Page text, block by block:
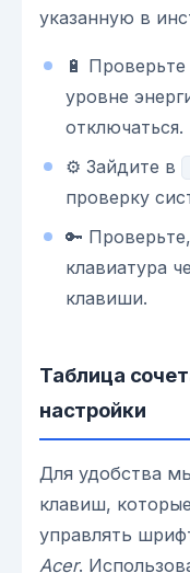
указанную в
🔋
уровне
отключаться.
⚙️ Зайдите в
проверку
🔑
клавиатура
клавиши.
Таблица
настройки
Для удобства
клавиш,
управлять
Acer.